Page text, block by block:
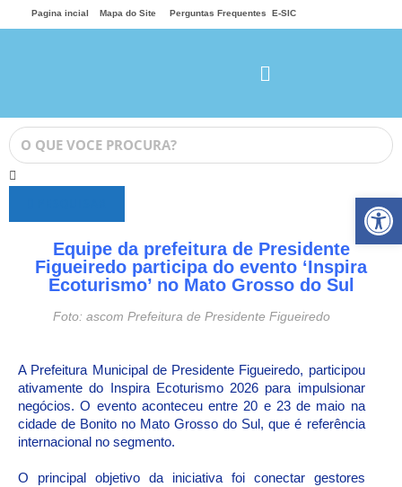
Pagina incial Mapa do Site Perguntas Frequentes E-SIC
Equipe da prefeitura de Presidente
Figueiredo participa do evento ‘Inspira
Ecoturismo’ no Mato Grosso do Sul
Foto: ascom Prefeitura de Presidente Figueiredo
A Prefeitura Municipal de Presidente Figueiredo, participou
ativamente do Inspira Ecoturismo 2026 para impulsionar
negócios. O evento aconteceu entre 20 e 23 de maio na
cidade de Bonito no Mato Grosso do Sul, que é referência
internacional no segmento.
O principal objetivo da iniciativa foi conectar gestores